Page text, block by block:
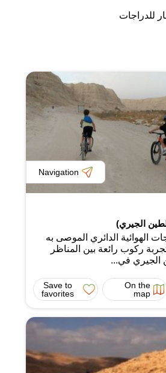
للدراجات
Navigation
الجيري)
الهوائية الدائري الموصى به
ركوب رائعة بين المناظر
الجيري في...
On the
map
Save to
favorites